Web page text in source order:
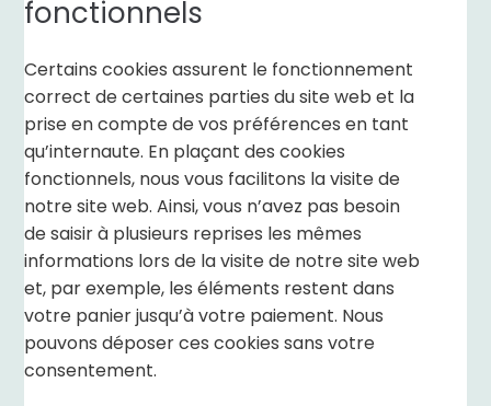
fonctionnels
Certains cookies assurent le fonctionnement
correct de certaines parties du site web et la
prise en compte de vos préférences en tant
qu’internaute. En plaçant des cookies
fonctionnels, nous vous facilitons la visite de
notre site web. Ainsi, vous n’avez pas besoin
de saisir à plusieurs reprises les mêmes
informations lors de la visite de notre site web
et, par exemple, les éléments restent dans
votre panier jusqu’à votre paiement. Nous
pouvons déposer ces cookies sans votre
consentement.